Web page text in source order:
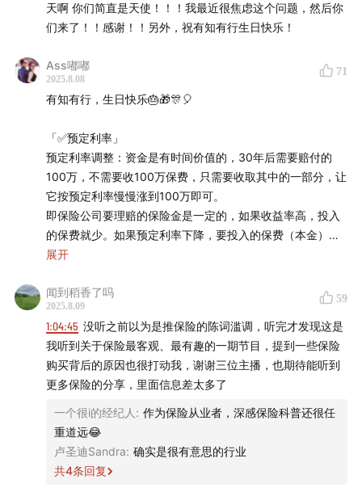
我个人的第一反应是，怎么似乎每年夏天都要来一轮保险
销？但是再一深想，我的心里也会嘀咕，这会不会真是一
个值得抓住的投保窗口期呢？如果该配的保险确实没配
齐，我是不是应该趁这个时候认真检查一下？
我相信不少听众可能和我一样，不确定这个预定利率下调
到底对自己意味着什么，也拿不准自己要不要趁这个时候
买保险。于是我牵头组织了一个研究小组，自己也好好地
做了一下功课，请来了我们有知有行保险业务的负责人小
主，还有大家非常熟悉也非常喜爱的也谈钱（也大）。我
们坐下来一起好好聊一聊这件事
保险预定利率下调到底对我们有什么影响？房贷也好、存
款也好，它们的利率调整好像都很丝滑，怎么到了保险这
里一调整就这么声势浩大呢？以及我们到底该基于什么来
判断自己应不应该趁这个时候配置保险呢？
这期节目我自己学到了很多，希望对你和家人的保险配置
也能有一定的帮助。
🔗 官方地址
天啊 你们简直是天使！！！我最近很焦虑这个问题，然后你
们来了！！感谢！！另外，祝有知有行生日快乐！
Ass嘟嘟
2025.8.08
71
有知有行，生日快乐🎂🎁🎊🎈
「✅预定利率」
预定利率调整：资金是有时间价值的，30年后需要赔付的
100万，不需要收100万保费，只需要收取其中的一部分，让
它按预定利率慢慢涨到100万即可。
即保险公司要理赔的保险金是一定的，如果收益率高，投入
的保费就少。如果预定利率下降，要投入的保费（本金）就
多。
定价的重要因素。
监管调整预定利率，相当于在给行业踩刹车，管控行业的风
险。
「✅低利率时代」
一体多面：银行利率下调、社会整体投资收益下降，以及保
险的预定利率下调。
银行存款，只是调整利率，对于产品本身的变化不会有太大
的感知。
但保险的预定利率是固定的，如果调整预定利率，就需要下
展开
闻到稻香了吗
2025.8.09
59
1:04:45 没听之前以为是推保险的陈词滥调，听完才发现这是
我听到关于保险最客观、最有趣的一期节目，提到一些保险
购买背后的原因也很打动我，谢谢三位主播，也期待能听到
更多保险的分享，里面信息差太多了
一个很i的经纪人 : 作为保险从业者，深感保险科普还很任
重道远😂
卢圣迪Sandra: 确实是很有意思的行业
共4条回复